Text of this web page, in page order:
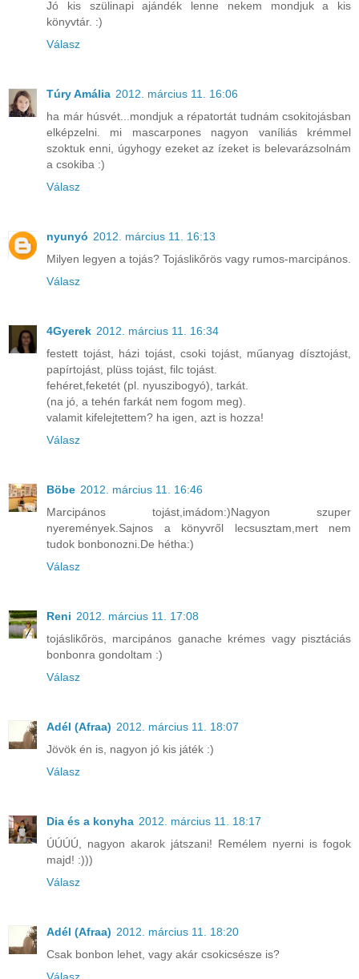
Jó kis szülinapi ajándék lenne nekem mondjuk a kis
könyvtár. :)
Válasz
Túry Amália 2012. március 11. 16:06
ha már húsvét...mondjuk a répatortát tudnám csokitojásban
elképzelni. mi mascarpones nagyon vaníliás krémmel
szoktuk enni, úgyhogy ezeket az ízeket is belevarázsolnám
a csokiba :)
Válasz
nyunyó 2012. március 11. 16:13
Milyen legyen a tojás? Tojáslikőrös vagy rumos-marcipános.
Válasz
4Gyerek 2012. március 11. 16:34
festett tojást, házi tojást, csoki tojást, műanyag dísztojást,
papírtojást, plüss tojást, filc tojást.
fehéret,feketét (pl. nyuszibogyó), tarkát.
(na jó, a tehén farkát nem fogom meg).
valamit kifelejtettem? ha igen, azt is hozza!
Válasz
Böbe 2012. március 11. 16:46
Marcipános tojást,imádom:)Nagyon szuper
nyeremények.Sajnos a könyvről lecsusztam,mert nem
tudok bonbonozni.De hétha:)
Válasz
Reni 2012. március 11. 17:08
tojáslikőrös, marcipános ganache krémes vagy pisztáciás
bonbonra gondoltam :)
Válasz
Adél (Afraa) 2012. március 11. 18:07
Jövök én is, nagyon jó kis játék :)
Válasz
Dia és a konyha 2012. március 11. 18:17
ÚÚÚÚ, nagyon akarok játszani! Remélem nyerni is fogok
majd! :)))
Válasz
Adél (Afraa) 2012. március 11. 18:20
Csak bonbon lehet, vagy akár csokicsésze is?
Válasz